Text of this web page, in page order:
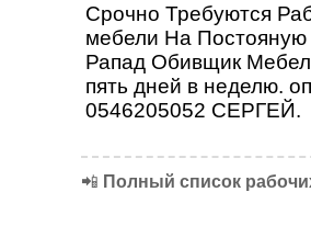
Срочно Требуются
мебели На Постoяную
Рапад Обивщик
пять дней в неделю.
0546205052 СЕРГЕЙ.
📲 Полный список